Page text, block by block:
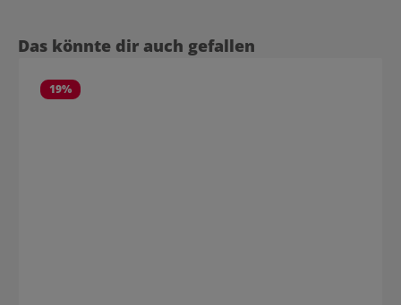
Produktgalerie überspringen
Das könnte dir auch gefallen
19%